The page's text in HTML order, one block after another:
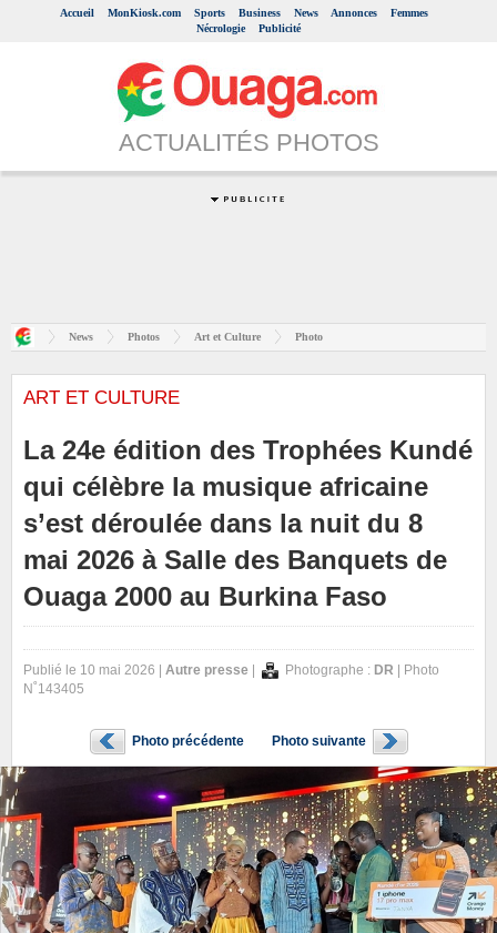
Accueil MonKiosk.com Sports Business News Annonces
Femmes
Nécrologie
Publicité
ACTUALITÉS PHOTOS
News Photos Art et Culture Photo
ART ET CULTURE
La 24e édition des Trophées Kundé
qui célèbre la musique africaine
s’est déroulée dans la nuit du 8
mai 2026 à Salle des Banquets de
Ouaga 2000 au Burkina Faso
Publié le 10 mai 2026 | Autre presse Photographe : DR | Photo
N˚143405
Photo précédente Photo suivante